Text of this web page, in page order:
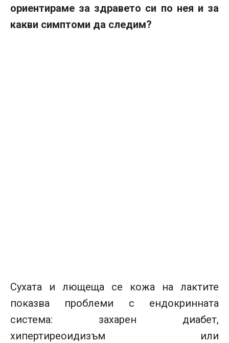
ориентираме за здравето си по нея и за
какви симптоми да следим?
Сухата и лющеща се кожа на лактите
показва проблеми с ендокринната
система: захарен диабет,
хипертиреоидизъм или